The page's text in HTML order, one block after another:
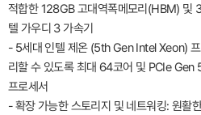
적합한 128GB 고대역폭메모리(HBM) 및
텔 가우디 3 가속기
- 5세대 인텔 제온 (5th Gen Intel Xeon)
리할 수 있도록 최대 64코어 및 PCIe Gen
프로세서
- 확장 가능한 스토리지 및 네트워킹: 원활